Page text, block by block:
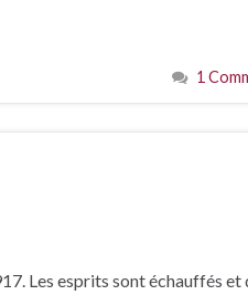
1
Les esprits sont échauffés et